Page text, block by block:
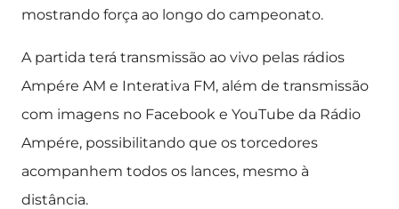
mostrando força ao longo do campeonato.
A partida terá transmissão ao vivo pelas rádios
Ampére AM e Interativa FM, além de transmissão
com imagens no Facebook e YouTube da Rádio
Ampére, possibilitando que os torcedores
acompanhem todos os lances, mesmo à
distância.